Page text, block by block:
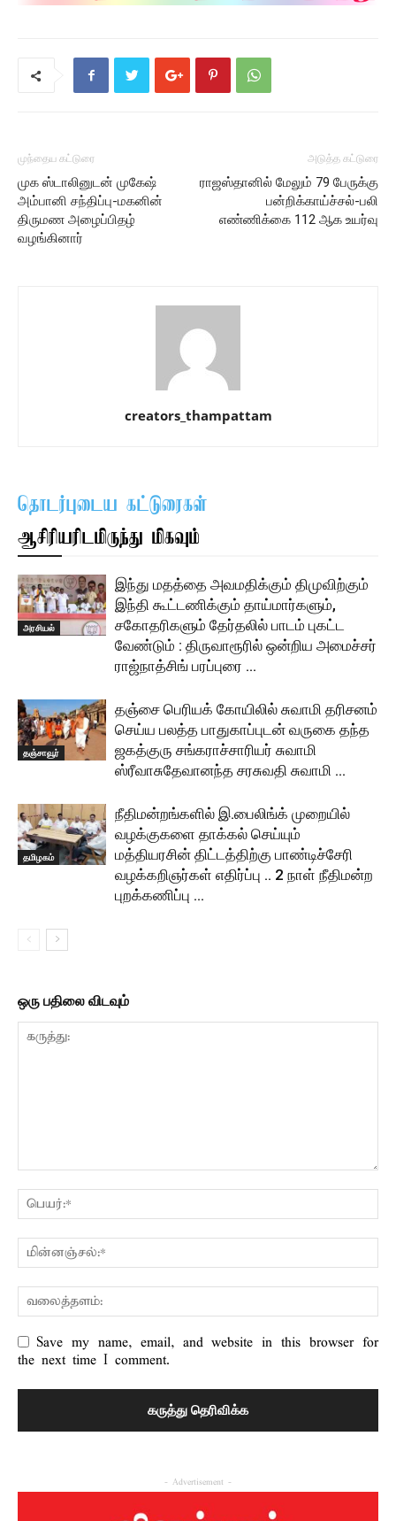
முந்தைய கட்டுரை
முக ஸ்டாலினுடன் முகேஷ்
அம்பானி சந்திப்பு-மகனின்
திருமண அழைப்பிதழ்
வழங்கினார்
அடுத்த கட்டுரை
ராஜஸ்தானில் மேலும் 79 பேருக்கு
பன்றிக்காய்ச்சல்-பலி
எண்ணிக்கை 112 ஆக உயர்வு
creators_thampattam
தொடர்புடைய கட்டுரைகள்
ஆசிரியரிடமிருந்து மிகவும்
அரசியல்
இந்து மதத்தை அவமதிக்கும் திமுவிற்கும்
இந்தி கூட்டணிக்கும் தாய்மார்களும்,
சகோதரிகளும் தேர்தலில் பாடம் புகட்ட
வேண்டும் : திருவாரூரில் ஒன்றிய அமைச்சர்
ராஜ்நாத்சிங் பரப்புரை …
தஞ்சாவூர்
தஞ்சை பெரியக் கோயிலில் சுவாமி தரிசனம்
செய்ய பலத்த பாதுகாப்புடன் வருகை தந்த
ஜகத்குரு சங்கராச்சாரியர் சுவாமி
ஸ்ரீவாசுதேவானந்த சரசுவதி சுவாமி …
தமிழகம்
நீதிமன்றங்களில் இ.பைலிங்க் முறையில்
வழக்குகளை தாக்கல் செய்யும்
மத்தியரசின் திட்டத்திற்கு பாண்டிச்சேரி
வழக்கறிஞர்கள் எதிர்ப்பு .. 2 நாள் நீதிமன்ற
புறக்கணிப்பு …
ஒரு பதிலை விடவும்
Save my name, email, and website in this browser for
the next time I comment.
- Advertisement -